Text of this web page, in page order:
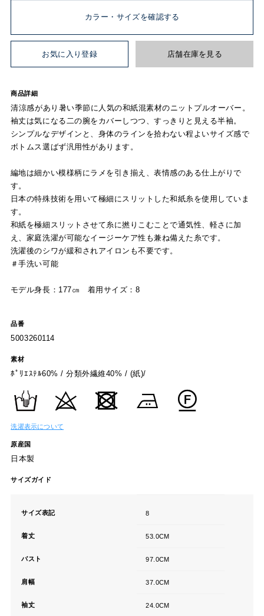
カラー・サイズを確認する
お気に入り登録 店舗在庫を見る
商品詳細
清涼感があり暑い季節に人気の和紙混素材のニットプルオーバー。
袖丈は気になる二の腕をカバーしつつ、すっきりと見える半袖。
シンプルなデザインと、身体のラインを拾わない程よいサイズ感で
ボトムス選ばず汎用性があります。
編地は細かい模様柄にラメを引き揃え、表情感のある仕上がりで
す。
日本の特殊技術を用いて極細にスリットした和紙糸を使用していま
す。
和紙を極細スリットさせて糸に撚りこむことで通気性、軽さに加
え、家庭洗濯が可能なイージーケア性も兼ね備えた糸です。
洗濯後のシワが緩和されアイロンも不要です。
＃手洗い可能
モデル身長：177㎝ 着用サイズ：8
品番
5003260114
素材
ﾎﾟﾘｴｽﾃﾙ60% / 分類外繊維40% / (紙)/
洗濯表示について
原産国
日本製
サイズガイド
サイズ表記 8
着丈 53.0CM
バスト 97.0CM
肩幅 37.0CM
袖丈 24.0CM